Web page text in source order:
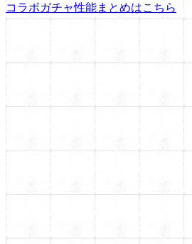
コラボガチャ性能まとめはこちら